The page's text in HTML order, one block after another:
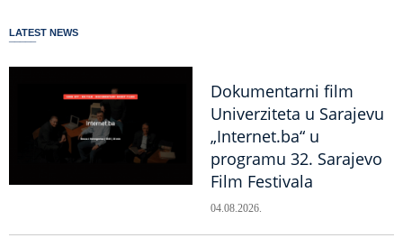
LATEST NEWS
Dokumentarni film
Univerziteta u Sarajevu
„Internet.ba“ u
programu 32. Sarajevo
Film Festivala
04.08.2026.